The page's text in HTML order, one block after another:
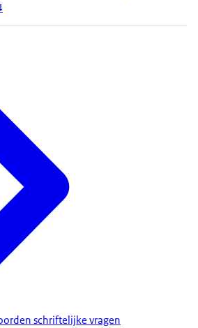
schriftelijke vragen